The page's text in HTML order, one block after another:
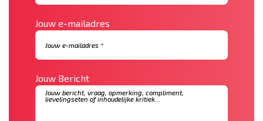
Jouw e-mailadres
Jouw Bericht